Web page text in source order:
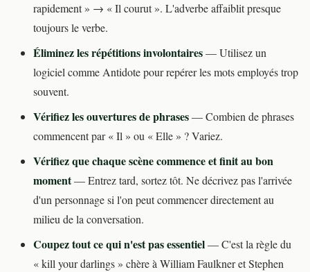
rapidement » → « Il courut ». L'adverbe affaiblit presque
toujours le verbe.
Éliminez les répétitions involontaires— Utilisez un
logiciel comme Antidote pour repérer les mots employés trop
souvent.
Vérifiez les ouvertures de phrases— Combien de phrases
commencent par « Il » ou « Elle » ? Variez.
Vérifiez que chaque scène commence et finit au bon
moment— Entrez tard, sortez tôt. Ne décrivez pas l'arrivée
d'un personnage si l'on peut commencer directement au
milieu de la conversation.
Coupez tout ce qui n'est pas essentiel— C'est la règle du
« kill your darlings » chère à William Faulkner et Stephen